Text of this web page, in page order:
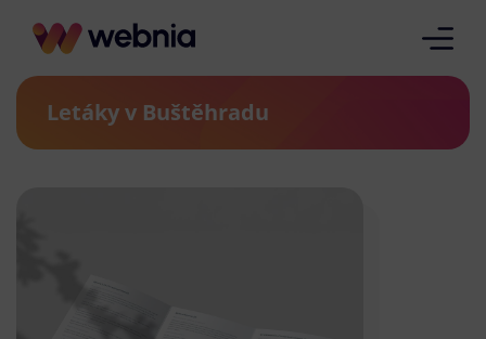
Letáky v Buštěhradu